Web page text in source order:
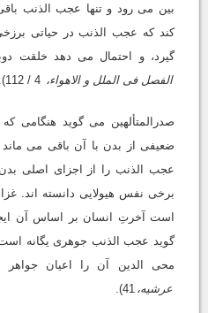
بین مى رود و تنها عجب الذنب
کند که عجب الذنب در حیاتى
گیرد، و احتمال مى دهد خلقت
الفصل فى الملل و الاهواء،
صدرالمتألهین مى گوید هنگامى
ضعیفى از بدن با آن باقى مى
عجب الذنب را از اجزاى اصلى
برخى نفس هیولایى دانسته اند.
است آخرتِ انسان بر اساس آن
گوید عجب الذنب جوهرى یگانه است
محى الدین آن را اعیان جواهر
عرشیه، 41).